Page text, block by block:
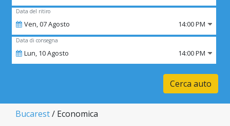
Data del ritiro
Ven,07Agosto 14:00 PM
Data di consegna
Lun, 10Agosto 14:00 PM
Cerca auto
Bucarest/ Economica